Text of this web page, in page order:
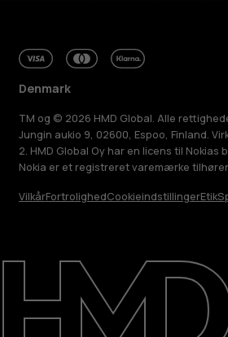
Om
Reparer, genbrug, genanvend
Support
Denmark
TM og © 2026 HMD Global. Alle
Jungin aukio 9, 02600, Espoo, Finland.
2. HMD Global Oy har en licens til Nokias
Nokia er et registreret varemærke
VilkårFortrolighedCookieindstillingerEtik